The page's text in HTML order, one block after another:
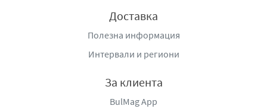
Доставка
Полезна информация
Интервали и региони
За клиента
BulMag App